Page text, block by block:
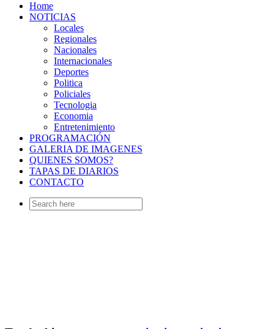
Home
NOTICIAS
Locales
Regionales
Nacionales
Internacionales
Deportes
Politica
Policiales
Tecnologia
Economia
Entretenimiento
PROGRAMACIÓN
GALERIA DE IMAGENES
QUIENES SOMOS?
TAPAS DE DIARIOS
CONTACTO
Search
for: